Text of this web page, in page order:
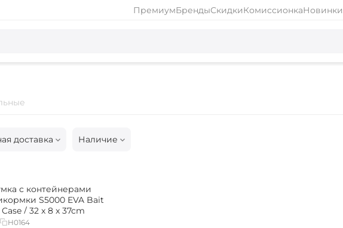
ПремиумБрендыСкидкиКомиссионкаНовинки
доставка Наличие
с контейнерами
S5000 EVA Bait
/ 32 x 8 x 37cm
H0164